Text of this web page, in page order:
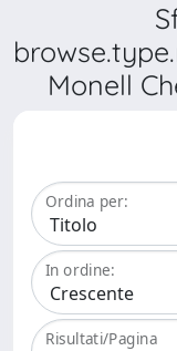
Monell
Ordina per:
In ordine:
Risultati/Pagina